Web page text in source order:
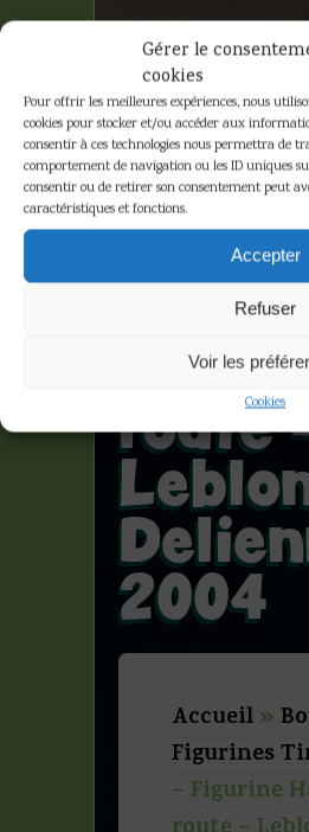
Gérer le
cookies
Pour offrir les meilleures expériences, nous
cookies pour stocker et/ou accéder aux
consentir à ces technologies nous permettra de
comportement de navigation ou les ID uniques
consentir ou de retirer son consentement peut
caractéristiques et fonctions.
Accepter
Refuser
Voir les
Cookies
route
2004
Accueil»
Figurines
– Figurine